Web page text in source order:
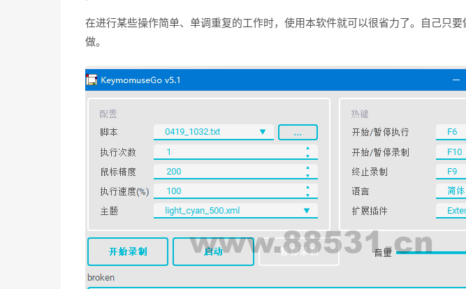
在进行某些操作简单、单调重复的工作时，使用本软件就可以很省力了。自己只
做。